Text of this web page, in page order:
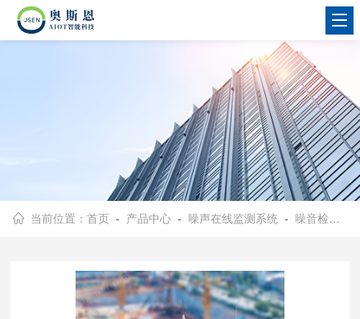
当前位置：首页 - 产品中心 - 噪声在线监测系统 - 噪音检测仪